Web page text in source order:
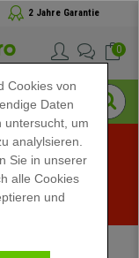
2 Jahre Garantie
0
Exklusive
ansehen -
Cookies von
Daten
untersucht, um
analylsieren.
Sie in unserer
alle Cookies
und